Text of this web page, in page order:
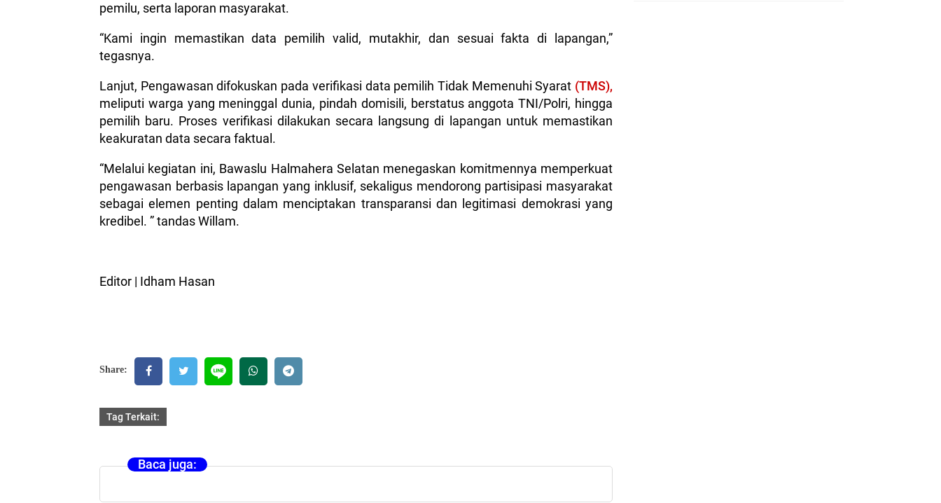
pemilu, serta laporan masyarakat.
“Kami ingin memastikan data pemilih valid, mutakhir, dan sesuai fakta di lapangan,”
tegasnya.
Lanjut, Pengawasan difokuskan pada verifikasi data pemilih Tidak Memenuhi Syarat (TMS),
meliputi warga yang meninggal dunia, pindah domisili, berstatus anggota TNI/Polri, hingga
pemilih baru. Proses verifikasi dilakukan secara langsung di lapangan untuk memastikan
keakuratan data secara faktual.
“Melalui kegiatan ini, Bawaslu Halmahera Selatan menegaskan komitmennya memperkuat
pengawasan berbasis lapangan yang inklusif, sekaligus mendorong partisipasi masyarakat
sebagai elemen penting dalam menciptakan transparansi dan legitimasi demokrasi yang
kredibel. ” tandas Willam.
Editor | Idham Hasan
Share:
Tag Terkait:
Baca juga: